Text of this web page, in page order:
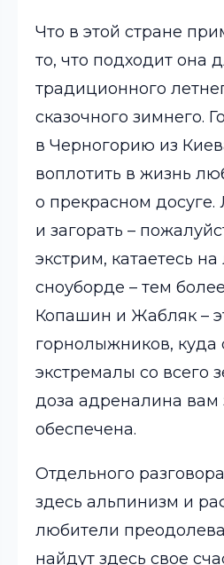
Что в этой стране
то, что подходит она
традиционного
сказочного зимнего.
в Черногорию из
воплотить в жизнь
о прекрасном
и загорать –
экстрим, катаетесь
сноуборде – тем
Копашин и Жабляк –
горнолыжников, куда
экстремалы со всего
доза адреналина вам
обеспечена.
Отдельного
здесь альпинизм и
любители
найдут здесь свое